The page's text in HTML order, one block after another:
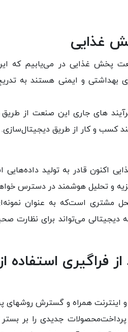
غذایی
پخش غذایی در می‌یابیم که
و ایمنی هستند به
های جاری این صنعت از
کسب و کار از طریق دیجیتال‌سازی.
اکنون قادر به تولید
و تحلیل هوشمند در دسترس
محل مشتری است‌که به عنوان
دیجیتالی می‌تواند برای نظارت
فراگیری
اینترنت همراه و گسترش روشهای
جدیدی را بر